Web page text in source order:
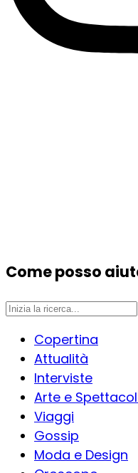
Come posso
Copertina
Attualità
Interviste
Arte e
Viaggi
Gossip
Moda e Design